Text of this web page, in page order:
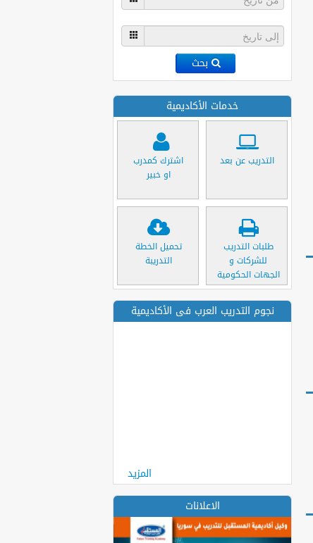
بحث
خدمات الأكاديمية
التدريب عن بعد
اشترك كمدرب
او خبير
طلبات التدريب
للشركات و
الجهات الحكومية
تحميل الخطة
التدريبة
نجوم التدريب العرب فى الأكاديمية
المزيد
الاعلانات